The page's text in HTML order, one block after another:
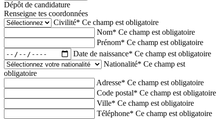
Dépôt de candidature
Renseigne tes coordonnées
Civilité* Ce champ est obligatoire
Nom* Ce champ est obligatoire
Prénom* Ce champ est obligatoire
Date de naissance* Ce champ est obligatoire
Nationalité* Ce champ est
obligatoire
Adresse* Ce champ est obligatoire
Code postal* Ce champ est obligatoire
Ville* Ce champ est obligatoire
Téléphone* Ce champ est obligatoire